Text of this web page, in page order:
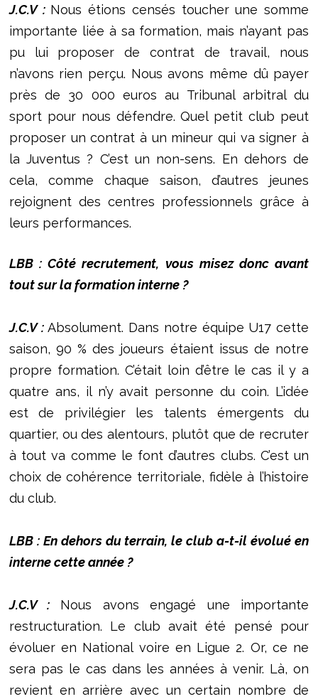
J.C.V : Nous étions censés toucher une somme
importante liée à sa formation, mais n’ayant pas
pu lui proposer de contrat de travail, nous
n’avons rien perçu. Nous avons même dû payer
près de 30 000 euros au Tribunal arbitral du
sport pour nous défendre. Quel petit club peut
proposer un contrat à un mineur qui va signer à
la Juventus ? C’est un non-sens. En dehors de
cela, comme chaque saison, d’autres jeunes
rejoignent des centres professionnels grâce à
leurs performances.
LBB : Côté recrutement, vous misez donc avant
tout sur la formation interne ?
J.C.V :Absolument. Dans notre équipe U17 cette
saison, 90 % des joueurs étaient issus de notre
propre formation. C’était loin d’être le cas il y a
quatre ans, il n’y avait personne du coin. L’idée
est de privilégier les talents émergents du
quartier, ou des alentours, plutôt que de recruter
à tout va comme le font d’autres clubs. C’est un
choix de cohérence territoriale, fidèle à l’histoire
du club.
LBB : En dehors du terrain, le club a-t-il évolué en
interne cette année ?
J.C.V : Nous avons engagé une importante
restructuration. Le club avait été pensé pour
évoluer en National voire en Ligue 2. Or, ce ne
sera pas le cas dans les années à venir. Là, on
revient en arrière avec un certain nombre de